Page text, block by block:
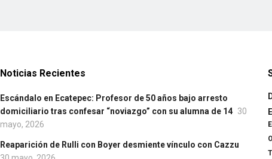
Noticias Recientes
Escándalo en Ecatepec: Profesor de 50 años bajo arresto
domiciliario tras confesar “noviazgo” con su alumna de 14 30
mayo, 2026
Reaparición de Rulli con Boyer desmiente vínculo con Cazzu